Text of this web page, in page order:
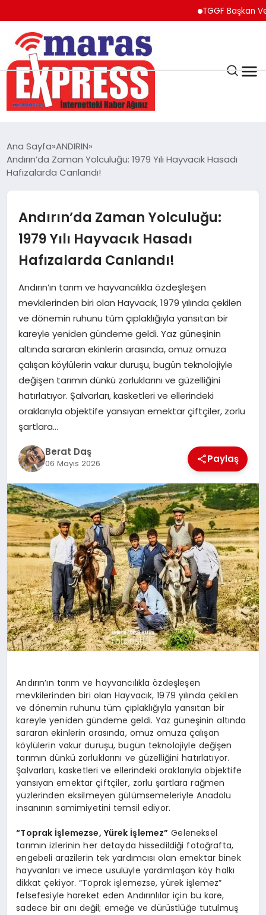
TGGF Başkan Vekili
K.MARAŞ
ANDIRIN
AFŞİN
BİZE ULAŞIN
GÖKSUN
TÜRKOĞLU
PAZARCIK
KÜNYE
Ana Sayfa ANDIRIN
Andırın’da Zaman Yolculuğu: 1979 Yılı Hayvacık Hasadı
Hafızalarda Canlandı!
Andırın’da Zaman Yolculuğu:
1979 Yılı Hayvacık Hasadı
Hafızalarda Canlandı!
Andırın’ın tarım ve hayvancılıkla özdeşleşen
mevkilerinden biri olan Hayvacık, 1979 yılında çekilen
ve dönemin ruhunu tüm çıplaklığıyla yansıtan bir
kareyle yeniden gündeme geldi. Yaz güneşinin
altında sararan ekinlerin arasında, omuz omuza
çalışan köylülerin vakur duruşu, bugün teknolojiyle
değişen tarımın dünkü zorluklarını ve güzelliğini
hatırlatıyor. Şalvarları, kasketleri ve ellerindeki
oraklarıyla objektife yansıyan emektar çiftçiler, zorlu
şartlara…
Berat Daş
06 Mayıs 2026 Paylaş
Andırın’ın tarım ve hayvancılıkla özdeşleşen
mevkilerinden biri olan Hayvacık, 1979 yılında çekilen
ve dönemin ruhunu tüm çıplaklığıyla yansıtan bir
kareyle yeniden gündeme geldi. Yaz güneşinin altında
sararan ekinlerin arasında, omuz omuza çalışan
köylülerin vakur duruşu, bugün teknolojiyle değişen
tarımın dünkü zorluklarını ve güzelliğini hatırlatıyor.
Şalvarları, kasketleri ve ellerindeki oraklarıyla objektife
yansıyan emektar çiftçiler, zorlu şartlara rağmen
yüzlerinden eksilmeyen gülümsemeleriyle Anadolu
insanının samimiyetini temsil ediyor.
“Toprak İşlemezse, Yürek İşlemez” Geleneksel
tarımın izlerinin her detayda hissedildiği fotoğrafta,
engebeli arazilerin tek yardımcısı olan emektar binek
hayvanları ve imece usulüyle yardımlaşan köy halkı
dikkat çekiyor. “Toprak işlemezse, yürek işlemez”
felsefesiyle hareket eden Andırınlılar için bu kare,
sadece bir anı değil; emeğe ve dürüstlüğe tutulmuş